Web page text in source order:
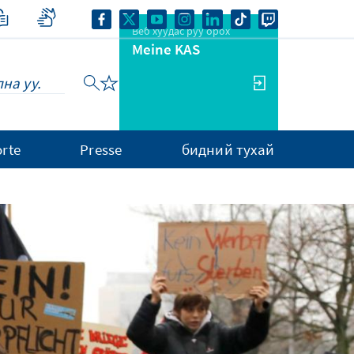
Веб хуудас руу орох
Meine KAS
Presse бидний тухай